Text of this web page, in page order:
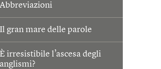
Abbreviazioni
Il gran mare delle parole
È irresistibile l’ascesa degli
anglismi?